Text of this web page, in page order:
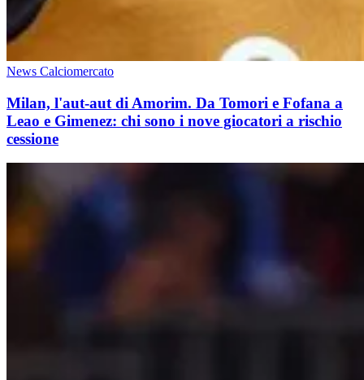
News Calciomercato
Milan, l'aut-aut di Amorim. Da Tomori e Fofana a
Leao e Gimenez: chi sono i nove giocatori a rischio
cessione